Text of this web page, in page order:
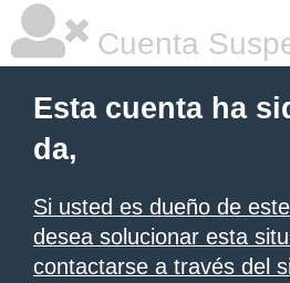
Cuenta
Esta cuenta ha
da,
Si usted es dueño de
desea solucionar esta
contactarse a través del